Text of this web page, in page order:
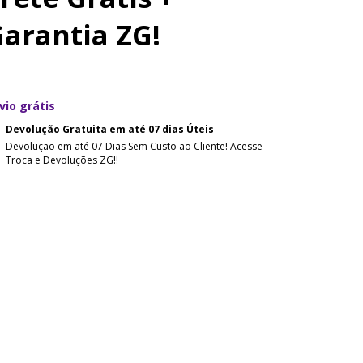
ZG!
grátis
Devolução Gratuita em até 07 dias Úteis
Devolução em até 07 Dias Sem Custo ao Cliente! Acesse
Troca e Devoluções ZG!!